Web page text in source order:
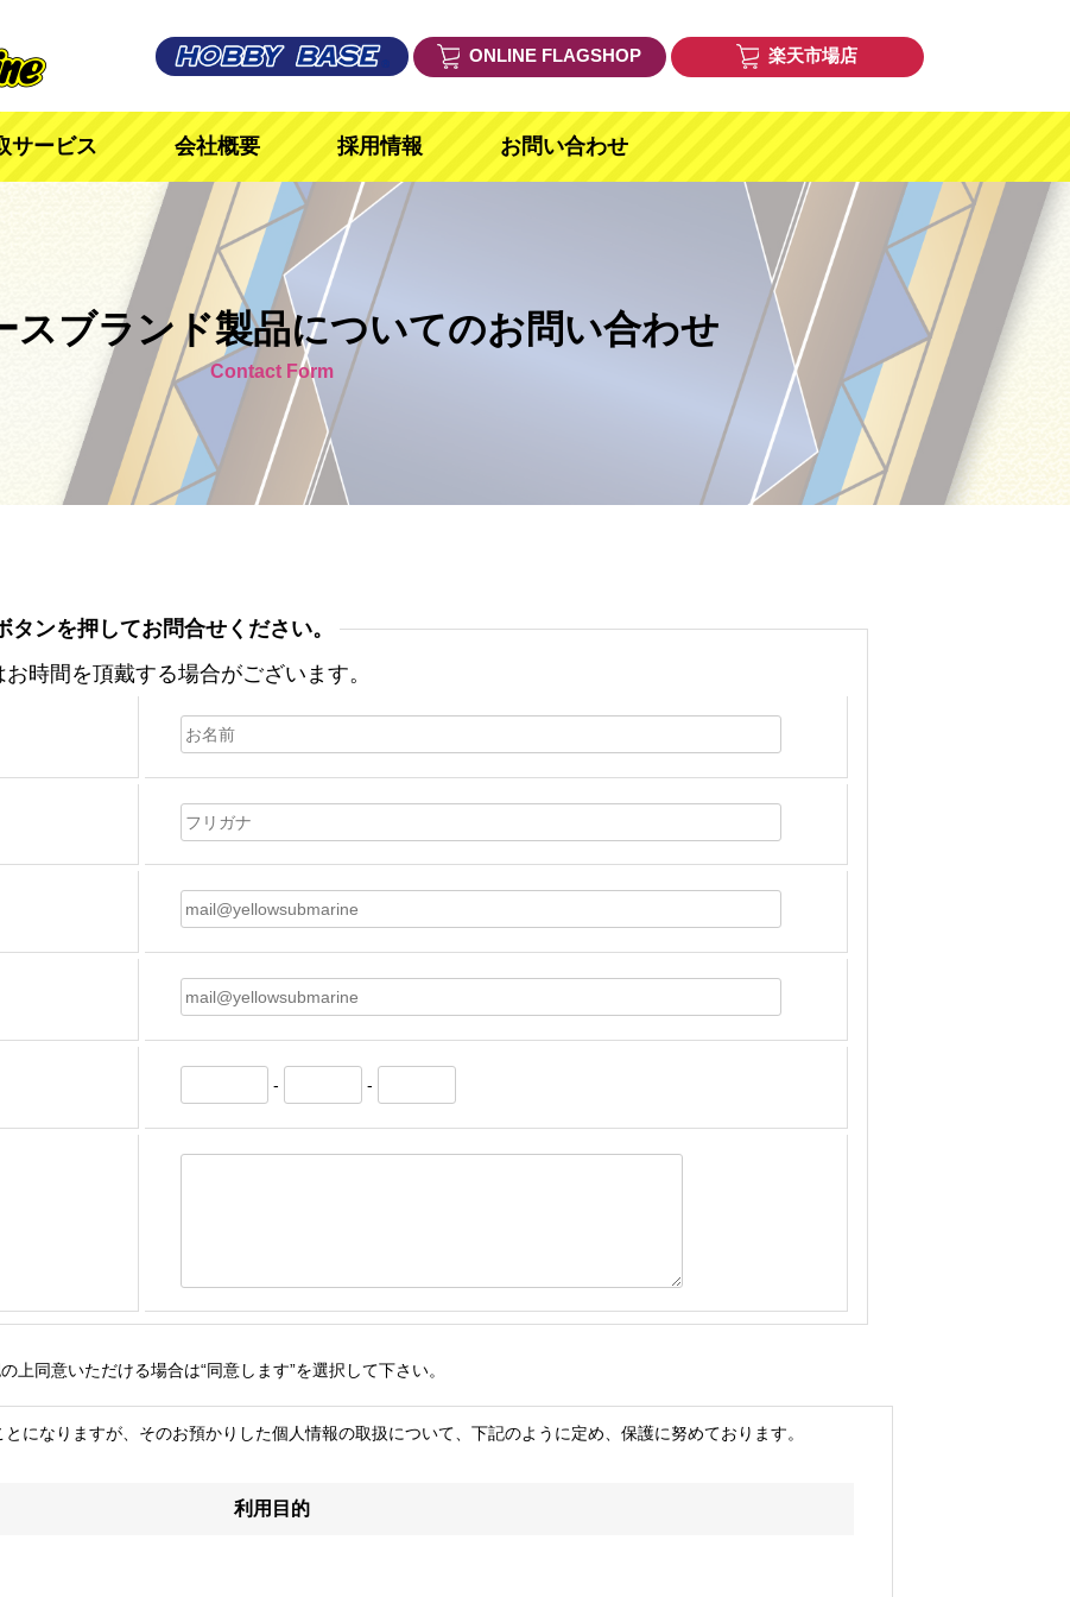
ONLINE FLAGSHOP 楽天市場店
サービス 会社概要 採用情報 お問い合わせ
スブランド製品についてのお問い合わせ
Contact Form
ンを押してお問合せください。
時間を頂戴する場合がございます。
- -
同意いただける場合は“同意します”を選択して下さい。
になりますが、そのお預かりした個人情報の取扱について、下記のように定め、保護に努めております。
利用目的